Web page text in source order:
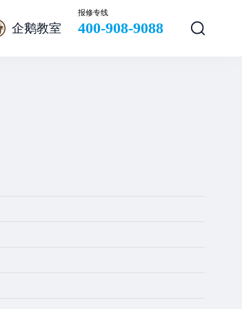
企鹅教室
报修专线
400-908-9088